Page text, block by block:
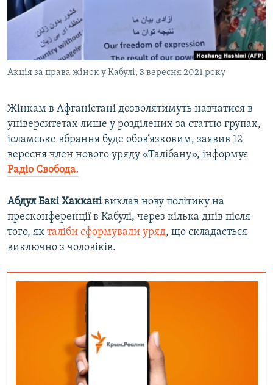
ВІДЕОУРОКИ «ELIFBE»
СВІДЧЕННЯ ОКУПАЦІЇ
УКРАЇНСЬКА ПРОБЛЕМА КРИМУ
ІНФОГРАФІКА
Русский
Qırımtatar
ДОЛУЧАЙСЯ!
Усі сайти RFE/RL
Акція за права жінок у Кабулі, 3 вересня 2021 року
Жінкам в Афганістані дозволятимуть навчатися в
університетах лише у розділених за статтю групах,
ісламське вбрання буде обов’язковим, заявив 12
вересня член нового уряду «Талібану», інформує
Радіо Свобода.
Абдул Бакі Хакканівиклав нову політику на
пресконференції в Кабулі, через кілька днів після
того, як таліби сформували уряд, що складається
виключно з чоловіків.